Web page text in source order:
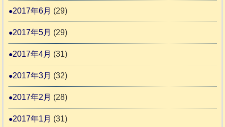
2017年6月 (29)
2017年5月 (29)
2017年4月 (31)
2017年3月 (32)
2017年2月 (28)
2017年1月 (31)